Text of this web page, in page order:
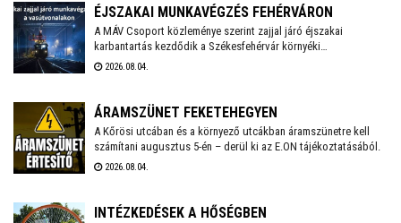
is várják a lakosságot a hőségben. A város polgármestere
mindenkit arra kér, hogy figyeljünk egymásra, kiemelten a
környezetünkben élő idős emberekre, valamint vigyázzunk a
háziállatainkra is.
ÉJSZAKAI MUNKAVÉGZÉS FEHÉRVÁRON
A MÁV Csoport közleménye szerint zajjal járó éjszakai
karbantartás kezdődik a Székesfehérvár környéki
vasútvonalakon augusztus 6-án. Székesfehérváron augusztus
2026.08.04.
ÁRAMSZÜNET FEKETEHEGYEN
A Kőrösi utcában és a környező utcákban áramszünetre kell
számítani augusztus 5-én – derül ki az E.ON tájékoztatásából.
2026.08.04.
INTÉZKEDÉSEK A HŐSÉGBEN